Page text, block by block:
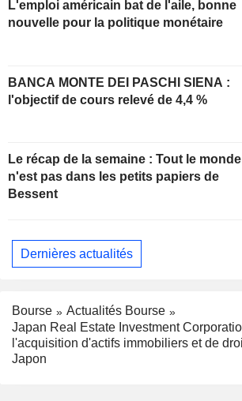
L'emploi américain bat de l'aile, bonne
nouvelle pour la politique monétaire
BANCA MONTE DEI PASCHI SIENA :
l'objectif de cours relevé de 4,4 %
Le récap de la semaine : Tout le monde
n'est pas dans les petits papiers de
Bessent
Dernières actualités
Bourse
Actualités Bourse
Japan Real Estate Investment
l'acquisition d'actifs immobiliers et de
Japon